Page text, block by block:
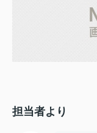
担当者より